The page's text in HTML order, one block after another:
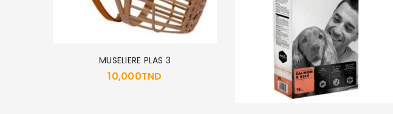
MOT DE PASSE PERDU ?
MUSELIERE PLAS 3
10,000TND